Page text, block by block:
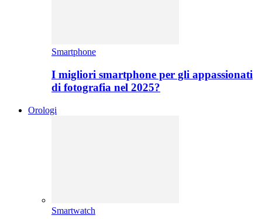
Smartphone
I migliori smartphone per gli appassionati
di fotografia nel 2025?
Orologi
Smartwatch